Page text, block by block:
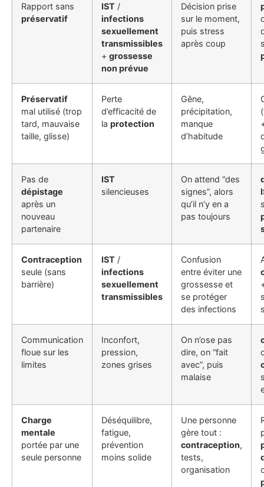
Rapport sans
préservatif
IST /
infections
sexuellement
transmissibles
+ grossesse
non prévue
Décision prise
sur le moment,
puis stress
après coup
Préservatif
mal utilisé (trop
tard, mauvaise
taille, glisse)
Perte
d’efficacité de
la protection
Gêne,
précipitation,
manque
d’habitude
Pas de
dépistage
après un
nouveau
partenaire
IST
silencieuses
On attend “des
signes”, alors
qu’il n’y en a
pas toujours
Contraception
seule (sans
barrière)
IST /
infections
sexuellement
transmissibles
Confusion
entre éviter une
grossesse et
se protéger
des infections
Communication
floue sur les
limites
Inconfort,
pression,
zones grises
On n’ose pas
dire, on “fait
avec”, puis
malaise
Charge
mentale
portée par une
seule personne
Déséquilibre,
fatigue,
prévention
moins solide
Une personne
gère tout :
contraception,
tests,
organisation